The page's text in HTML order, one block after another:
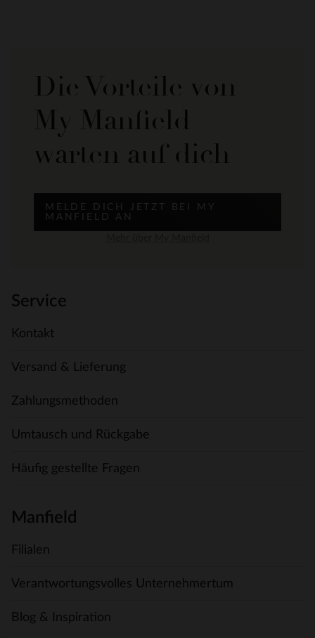
Die Vorteile von
My Manfield
warten auf dich
MELDE DICH JETZT BEI MY
MANFIELD AN
Service
Kontakt
Versand & Lieferung
Zahlungsmethoden
Umtausch und Rückgabe
Häufig gestellte Fragen
Manfield
Filialen
Verantwortungsvolles Unternehmertum
Blog & Inspiration